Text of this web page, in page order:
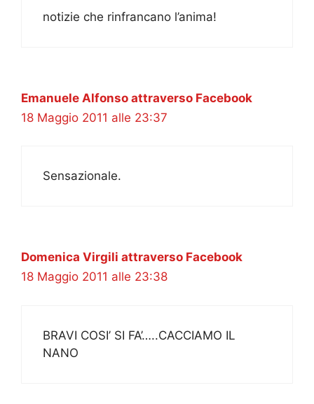
notizie che rinfrancano l’anima!
Emanuele Alfonso attraverso Facebook
18 Maggio 2011 alle 23:37
Sensazionale.
Domenica Virgili attraverso Facebook
18 Maggio 2011 alle 23:38
BRAVI COSI’ SI FA’…..CACCIAMO IL
NANO